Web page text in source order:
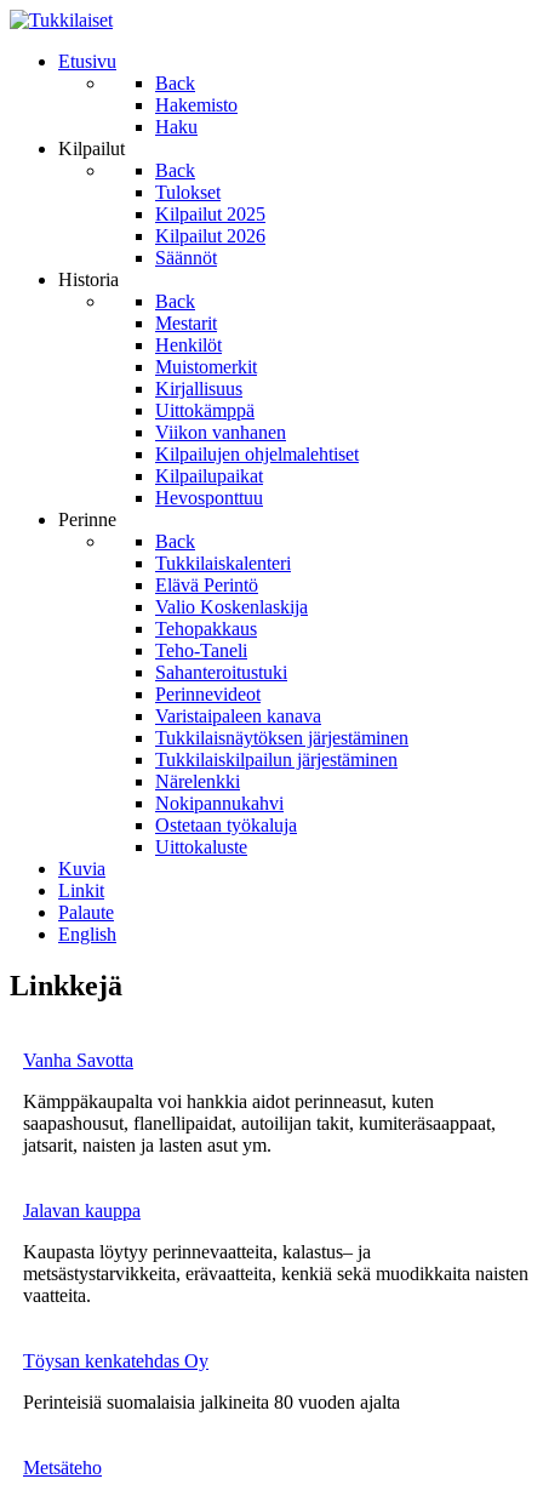
Etusivu
Back
Hakemisto
Haku
Kilpailut
Back
Tulokset
Kilpailut 2025
Kilpailut 2026
Säännöt
Historia
Back
Mestarit
Henkilöt
Muistomerkit
Kirjallisuus
Uittokämppä
Viikon vanhanen
Kilpailujen ohjelmalehtiset
Kilpailupaikat
Hevosponttuu
Perinne
Back
Tukkilaiskalenteri
Elävä Perintö
Valio Koskenlaskija
Tehopakkaus
Teho-Taneli
Sahanteroitustuki
Perinnevideot
Varistaipaleen kanava
Tukkilaisnäytöksen järjestäminen
Tukkilaiskilpailun järjestäminen
Närelenkki
Nokipannukahvi
Ostetaan työkaluja
Uittokaluste
Kuvia
Linkit
Palaute
English
Linkkejä
Vanha Savotta
Kämppäkaupalta voi hankkia aidot perinneasut, kuten
saapashousut, flanellipaidat, autoilijan takit, kumiteräsaappaat,
jatsarit, naisten ja lasten asut ym.
Jalavan kauppa
Kaupasta löytyy perinnevaatteita, kalastus– ja
metsästystarvikkeita, erävaatteita, kenkiä sekä muodikkaita naisten
vaatteita.
Töysan kenkatehdas Oy
Perinteisiä suomalaisia jalkineita 80 vuoden ajalta
Metsäteho